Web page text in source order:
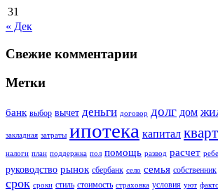
31
« Дек
Свежие комментарии
Метки
банк выбор вычет деньги договор долг дом
закладная затраты ипотека капитал
налоги план поддержка пол помощь развод расчет
руководство рынок сбербанк село семья собственник
срок сроки стиль стоимость страховка условия уют